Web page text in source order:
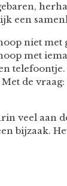
een
niet met
met
telefoontje.
de
veel aan
bijzaak.